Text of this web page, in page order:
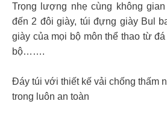
Trọng lượng nhẹ cùng không
đến 2 đôi giày, túi đựng giày Bul
giày của mọi bộ môn thể thao từ
bộ…….
Đáy túi với thiết kế vải chống thấm
trong luôn an toàn